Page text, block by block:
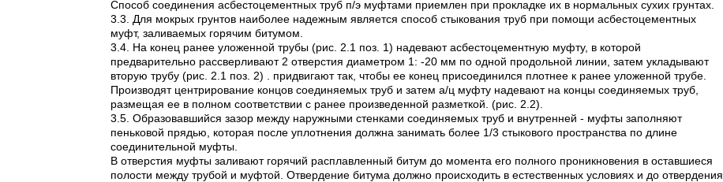
Способ соединения асбестоцементных труб п/э муфтами приемлен при прокладке их в нормальных сухих грунтах.
3.3. Для мокрых грунтов наиболее надежным является способ стыкования труб при помощи асбестоцементных
муфт, заливаемых горячим битумом.
3.4. На конец ранее уложенной трубы (рис. 2.1 поз. 1) надевают асбестоцементную муфту, в которой
предварительно рассверливают 2 отверстия диаметром 1: -20 мм по одной продольной линии, затем укладывают
вторую трубу (рис. 2.1 поз. 2) . придвигают так, чтобы ее конец присоединился плотнее к ранее уложенной трубе.
Производят центрирование концов соединяемых труб и затем а/ц муфту надевают на концы соединяемых труб,
размещая ее в полном соответствии с ранее произведенной разметкой. (рис. 2.2).
3.5. Образовавшийся зазор между наружными стенками соединяемых труб и внутренней - муфты заполняют
пеньковой прядью, которая после уплотнения должна занимать более 1/3 стыкового пространства по длине
соединительной муфты.
В отверстия муфты заливают горячий расплавленный битум до момента его полного проникновения в оставшиеся
полости между трубой и муфтой. Отвердение битума должно происходить в естественных условиях и до отвердения